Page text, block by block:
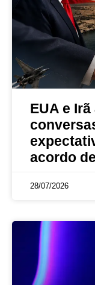
EUA e
acordo
28/07/2026